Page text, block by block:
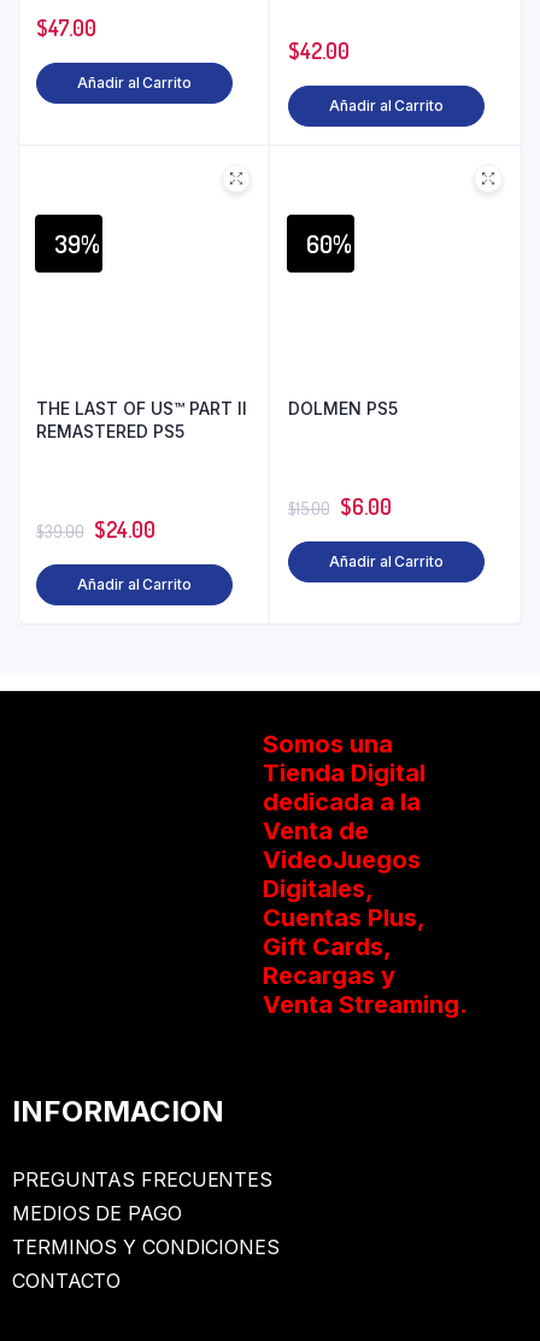
$47.00
Añadir al Carrito
$42.00
Añadir al Carrito
39%
THE LAST OF US™ PART II
REMASTERED PS5
$39.00 $24.00
Añadir al Carrito
60%
DOLMEN PS5
$15.00 $6.00
Añadir al Carrito
Somos una
Tienda Digital
dedicada a la
Venta de
VideoJuegos
Digitales,
Cuentas Plus,
Gift Cards,
Recargas y
Venta Streaming.
INFORMACION
PREGUNTAS FRECUENTES
MEDIOS DE PAGO
TERMINOS Y CONDICIONES
CONTACTO